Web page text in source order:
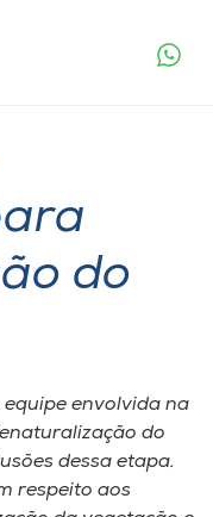
do
envolvida na
do
dessa etapa.
respeito aos